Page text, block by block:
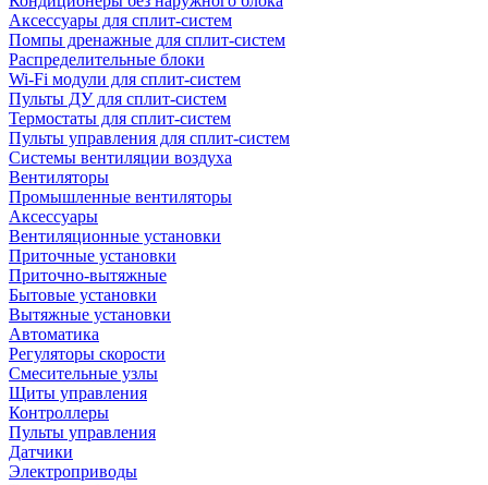
Аксессуары для сплит-систем
Помпы дренажные для сплит-систем
Распределительные блоки
Wi-Fi модули для сплит-систем
Пульты ДУ для сплит-систем
Термостаты для сплит-систем
Пульты управления для сплит-систем
Системы вентиляции воздуха
Вентиляторы
Промышленные вентиляторы
Аксессуары
Вентиляционные установки
Приточные установки
Приточно-вытяжные
Бытовые установки
Вытяжные установки
Автоматика
Регуляторы скорости
Смесительные узлы
Щиты управления
Контроллеры
Пульты управления
Датчики
Электроприводы